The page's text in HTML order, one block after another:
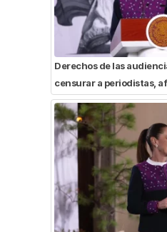
Derechos de las
censurar a periodistas,